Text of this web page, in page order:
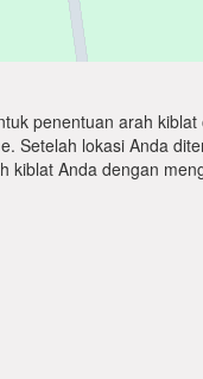
penentuan arah
Setelah lokasi Anda
Anda dengan